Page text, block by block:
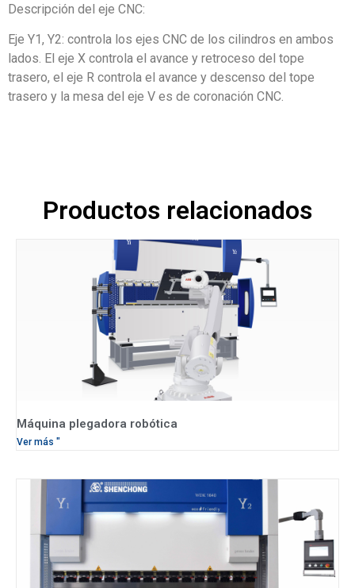
Descripción del eje CNC:
Eje Y1, Y2: controla los ejes CNC de los cilindros en ambos
lados. El eje X controla el avance y retroceso del tope
trasero, el eje R controla el avance y descenso del tope
trasero y la mesa del eje V es de coronación CNC.
Productos relacionados
Máquina plegadora robótica
Ver más "